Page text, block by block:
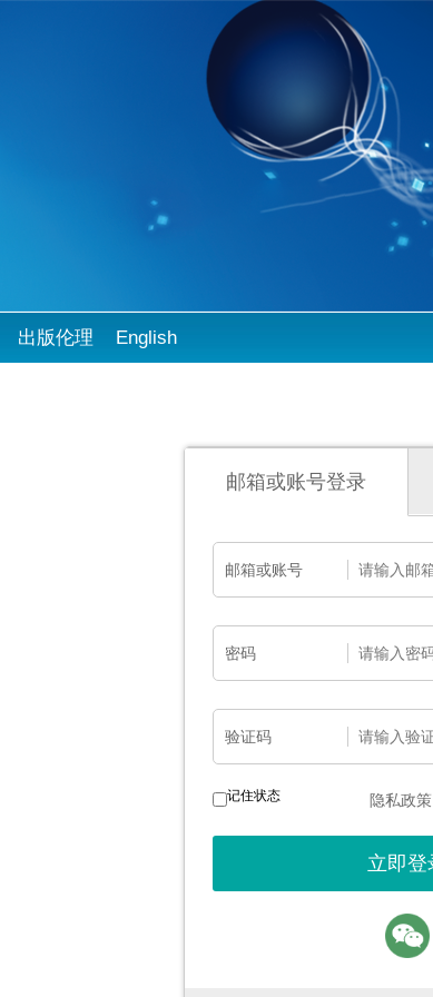
出版伦理 English
邮箱或账号登录
邮箱或账号
密码
验证码
记住状态 隐私政策